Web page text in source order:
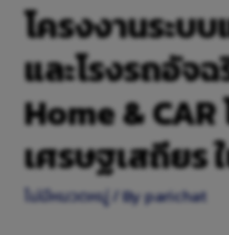
โครงงานระบ
และโรงรถอัจ
Home & CAR
เศรษฐเสถียร
ไม่มีหมวดหมู่/ Byparichat